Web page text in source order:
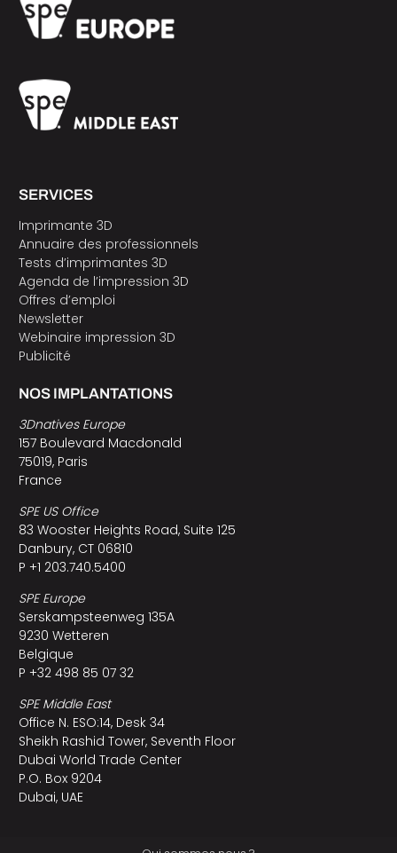
SERVICES
Imprimante 3D
Annuaire des professionnels
Tests d’imprimantes 3D
Agenda de l’impression 3D
Offres d’emploi
Newsletter
Webinaire impression 3D
Publicité
NOS IMPLANTATIONS
3Dnatives Europe
157 Boulevard Macdonald
75019, Paris
France
SPE US Office
83 Wooster Heights Road, Suite 125
Danbury, CT 06810
P +1 203.740.5400
SPE Europe
Serskampsteenweg 135A
9230 Wetteren
Belgique
P +32 498 85 07 32
SPE Middle East
Office N. ESO:14, Desk 34
Sheikh Rashid Tower, Seventh Floor
Dubai World Trade Center
P.O. Box 9204
Dubai, UAE